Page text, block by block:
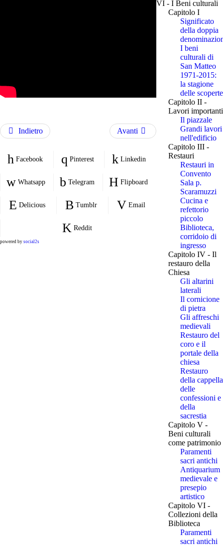
Indietro Avanti
Facebook Pinterest Linkedin
Whatsapp Telegram Flipboard
Delicious Tumblr Email
Reddit
powered by social2s
VI - I Beni culturali
Capitolo I
Significato
della doppia
I beni
culturali di
San Matteo
1971-2015:
la stagione
delle scoperte
Capitolo II -
Lavori importanti
Il piazzale
Grandi lavori
nell'edificio
Capitolo III -
Restauri
Restauri in
Convento
Sala p.
Scaramuzzi
Cucina e
refettorio
piccolo
Biblioteca,
corridoio di
ingresso
Capitolo IV - Il
restauro della
Chiesa
Gli altarini
laterali
Il cornicione
di pietra
Gli affreschi
medievali
Restauro del
coro e il
portale della
chiesa
Restauro
della cappella
delle
confessioni e
della
sacrestia
Capitolo V -
Beni culturali
come patrimonio
Paramenti
sacri antichi
Antiquarium
medievale e
presepio
artistico
Capitolo VI -
Collezioni della
Biblioteca
Paramenti
sacri antichi